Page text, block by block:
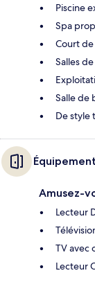
Piscine
Spa
Court
Salles
Salle de
De style
Amusez-
Lecteur
TV avec
Lecteur